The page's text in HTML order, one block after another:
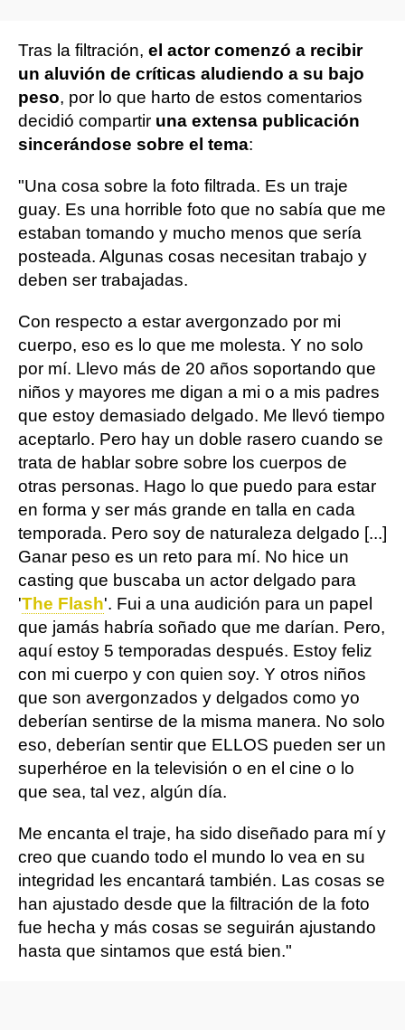
Tras la filtración, el actor comenzó a recibir
un aluvión de críticas aludiendo a su bajo
peso, por lo que harto de estos comentarios
decidió compartir una extensa publicación
sincerándose sobre el tema:
"Una cosa sobre la foto filtrada. Es un traje
guay. Es una horrible foto que no sabía que me
estaban tomando y mucho menos que sería
posteada. Algunas cosas necesitan trabajo y
deben ser trabajadas.
Con respecto a estar avergonzado por mi
cuerpo, eso es lo que me molesta. Y no solo
por mí. Llevo más de 20 años soportando que
niños y mayores me digan a mi o a mis padres
que estoy demasiado delgado. Me llevó tiempo
aceptarlo. Pero hay un doble rasero cuando se
trata de hablar sobre sobre los cuerpos de
otras personas. Hago lo que puedo para estar
en forma y ser más grande en talla en cada
temporada. Pero soy de naturaleza delgado [...]
Ganar peso es un reto para mí. No hice un
casting que buscaba un actor delgado para
'The Flash'. Fui a una audición para un papel
que jamás habría soñado que me darían. Pero,
aquí estoy 5 temporadas después. Estoy feliz
con mi cuerpo y con quien soy. Y otros niños
que son avergonzados y delgados como yo
deberían sentirse de la misma manera. No solo
eso, deberían sentir que ELLOS pueden ser un
superhéroe en la televisión o en el cine o lo
que sea, tal vez, algún día.
Me encanta el traje, ha sido diseñado para mí y
creo que cuando todo el mundo lo vea en su
integridad les encantará también. Las cosas se
han ajustado desde que la filtración de la foto
fue hecha y más cosas se seguirán ajustando
hasta que sintamos que está bien."